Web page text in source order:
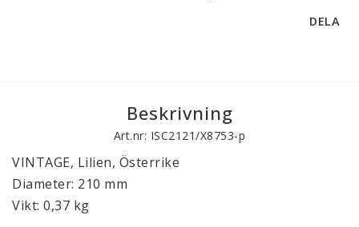
DELA
Beskrivning
Art.nr: ISC2121/X8753-p
VINTAGE, Lilien, Österrike
Diameter: 210 mm
Vikt: 0,37 kg